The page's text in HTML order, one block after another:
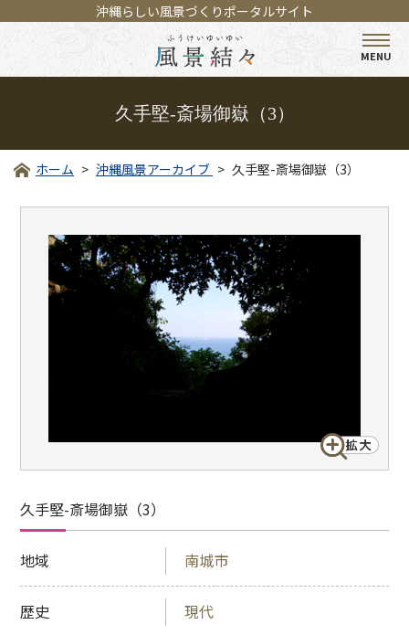
沖縄らしい風景づくりポータルサイト
MENU
久手堅-斎場御嶽（3）
ホーム 沖縄風景アーカイブ 久手堅-斎場御嶽（3）
久手堅-斎場御嶽（3）
地域 南城市
歴史 現代